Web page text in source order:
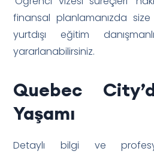
finansal planlamanızda size
yurtdışı eğitim
yararlanabilirsiniz.
Quebec
Yaşamı
Detaylı bilgi ve